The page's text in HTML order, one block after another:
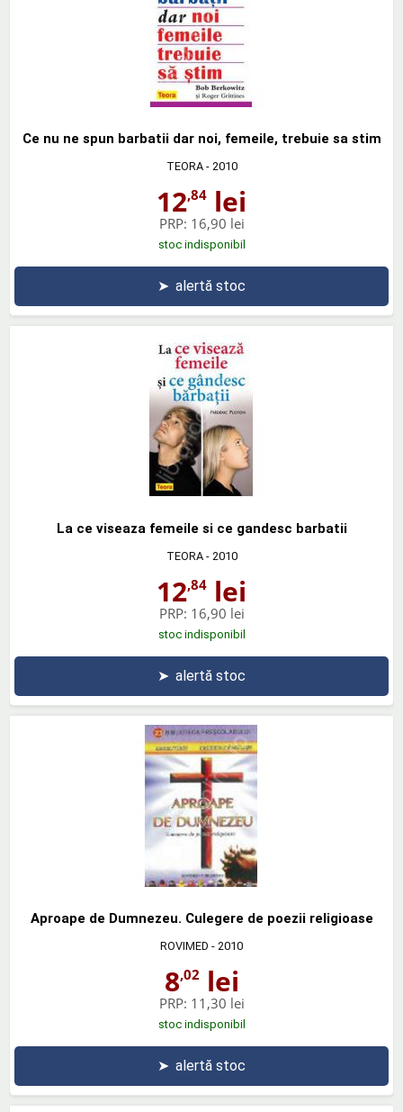
Ce nu ne spun barbatii dar noi, femeile, trebuie sa stim
TEORA- 2010
12,84 lei
PRP: 16,90 lei
stoc indisponibil
➤ alertă stoc
La ce viseaza femeile si ce gandesc barbatii
TEORA- 2010
12,84 lei
PRP: 16,90 lei
stoc indisponibil
➤ alertă stoc
Aproape de Dumnezeu. Culegere de poezii religioase
ROVIMED - 2010
8,02lei
PRP: 11,30 lei
stoc indisponibil
➤ alertă stoc